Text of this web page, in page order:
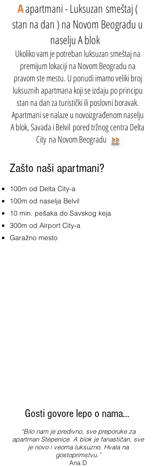
Aapartmani - Luksuzan smeštaj (
stan na dan ) na Novom Beogradu u
naselju A blok
Ukoliko vam je potreban luksuzan smeštaj na
premijum lokaciji na Novom Beogradu na
pravom ste mestu. U ponudi imamo veliki broj
luksuznih apartmana koji se izdaju po principu
stan na dan za turistički ili poslovni boravak.
Apartmani se nalaze u novoizgrađenom naselju
A blok, Savada i Belvil pored tržnog centra Delta
City na Novom Beogradu >>
Zašto naši apartmani?
100m od Delta City-a
100m od naselja Belvil
10 min. pešaka do Savskog keja
300m od Airport City-a
Garažno mesto
Gosti govore lepo o nama…
“Bilo nam je predivno, sve preporuke za
apartman Stepenice. A blok je fanastičan, sve
je novo i veoma luksuzno. Hvala na
gostoprimstvu.”
Ana D